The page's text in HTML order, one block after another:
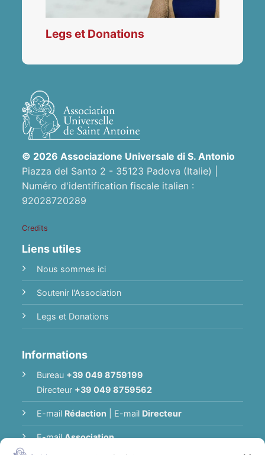
Legs et Donations
© 2026 Associazione Universale di S. Antonio
Piazza del Santo 2 - 35123 Padova (Italie) |
Numéro d'identification fiscale italien :
92028720289
Credits
Liens utiles
Nous sommes ici
Soutenir l'Association
Legs et Donations
Informations
Bureau +39 049 8759199
Directeur +39 049 8759562
E-mail Rédaction E-mail Directeur
E-mailAssociation